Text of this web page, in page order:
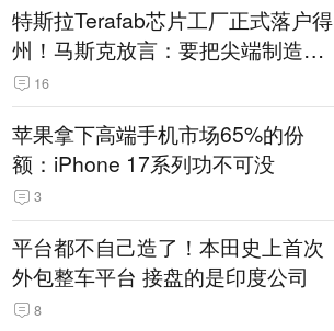
特斯拉Terafab芯片工厂正式落户得
州！马斯克放言：要把尖端制造带
回美国
16
苹果拿下高端手机市场65%的份
额：iPhone 17系列功不可没
3
平台都不自己造了！本田史上首次
外包整车平台 接盘的是印度公司
8